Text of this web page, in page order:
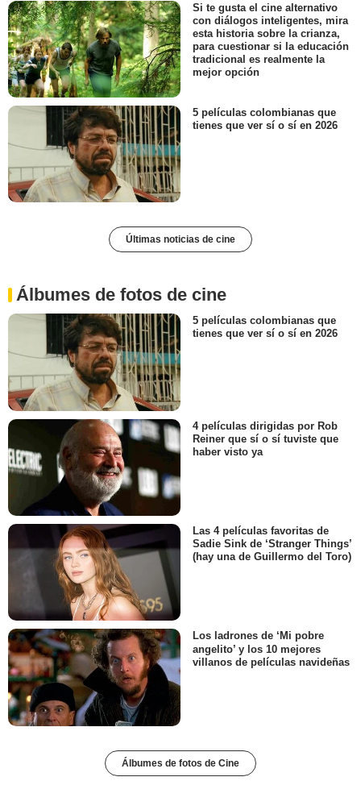
Si te gusta el cine alternativo
con diálogos inteligentes, mira
esta historia sobre la crianza,
para cuestionar si la educación
tradicional es realmente la
mejor opción
5 películas colombianas que
tienes que ver sí o sí en 2026
Últimas noticias de cine
Álbumes de fotos de cine
5 películas colombianas que
tienes que ver sí o sí en 2026
4 películas dirigidas por Rob
Reiner que sí o sí tuviste que
haber visto ya
Las 4 películas favoritas de
Sadie Sink de ‘Stranger Things’
(hay una de Guillermo del Toro)
Los ladrones de ‘Mi pobre
angelito’ y los 10 mejores
villanos de películas navideñas
Álbumes de fotos de Cine